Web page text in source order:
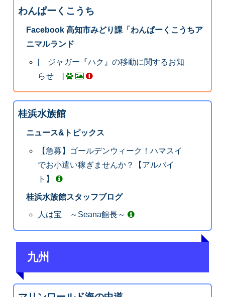
わんぱーくこうち
Facebook 高知市みどり課「わんぱーくこうちア
ニマルランド
[ ジャガー『ハク』の移動に関するお知
らせ ]
桂浜水族館
ニュース&トピックス
【急募】ゴールデンウィーク！ハマスイ
でお小遣い稼ぎませんか？【アルバイ
ト】
桂浜水族館スタッフブログ
人は宝 ～Seana館長～
九州